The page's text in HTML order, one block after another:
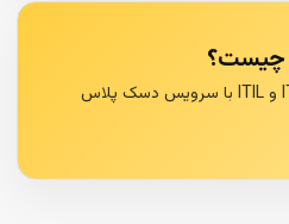
معرفی مسیر پیاده‌سازی ITSM و ITIL با سرویس دسک پلاس